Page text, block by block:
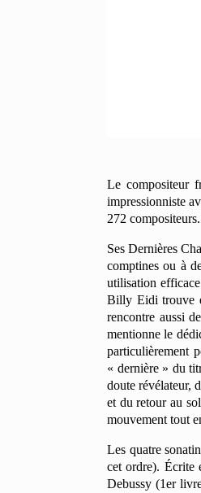
Le compositeur
impressionniste
272
Ses Dernières
comptines ou à
utilisation
Billy Eidi trouve
rencontre aussi
mentionne le
particulièrement
« dernière » du
doute révélateur,
et du retour au
mouvement tout
Les quatre
cet ordre). Écrite
Debussy (1er